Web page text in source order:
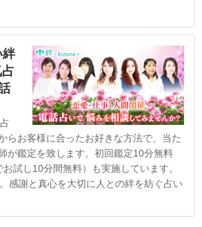
絆
らお客様に合ったお好きな方法で、当た
が鑑定を致します。初回鑑定10分無料
お試し10分間無料）も実施しています。
感謝と真心を大切に人との絆を紡ぐ占い